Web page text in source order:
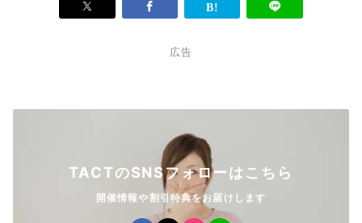
広告
TACTのSNSフォローはこちら
開催情報や割引特典をお届けします